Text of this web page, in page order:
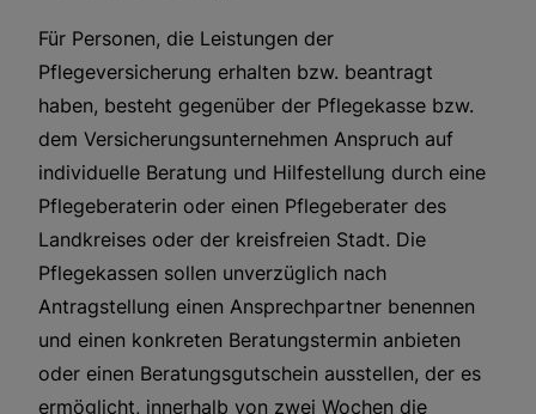
Für Personen, die Leistungen der
Pflegeversicherung erhalten bzw. beantragt
haben, besteht gegenüber der Pflegekasse bzw.
dem Versicherungsunternehmen Anspruch auf
individuelle Beratung und Hilfestellung durch eine
Pflegeberaterin oder einen Pflegeberater des
Landkreises oder der kreisfreien Stadt. Die
Pflegekassen sollen unverzüglich nach
Antragstellung einen Ansprechpartner benennen
und einen konkreten Beratungstermin anbieten
oder einen Beratungsgutschein ausstellen, der es
ermöglicht, innerhalb von zwei Wochen die